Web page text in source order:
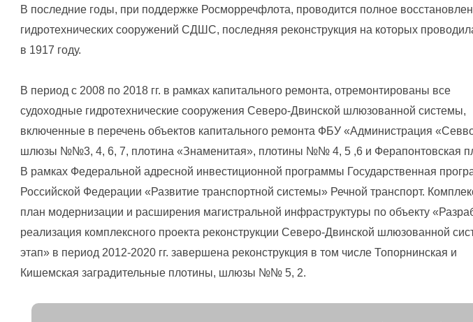
В последние годы, при поддержке Росморречфлота, проводится полное
гидротехнических сооружений СДШС, последняя реконструкция на которых
в 1917 году.
В период с 2008 по 2018 гг. в рамках капитального ремонта, отремонтированы все
судоходные гидротехнические сооружения Северо-Двинской шлюзованной системы,
включенные в перечень объектов капитального ремонта ФБУ «Администрация
шлюзы №№3, 4, 6, 7, плотина «Знаменитая», плотины №№ 4, 5 ,6 и Ферапонтовская
В рамках Федеральной адресной инвестиционной программы Государственная
Российской Федерации «Развитие транспортной системы» Речной транспорт.
план модернизации и расширения магистральной инфраструктуры по объекту
реализация комплексного проекта реконструкции Северо-Двинской шлюзованной
этап» в период 2012-2020 гг. завершена реконструкция в том числе Топорнинская и
Кишемская заградительные плотины, шлюзы №№ 5, 2.